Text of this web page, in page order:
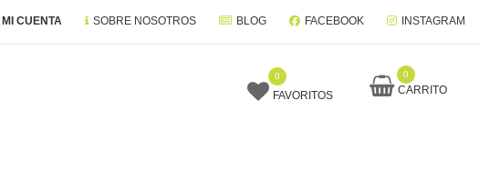
MI CUENTA SOBRE NOSOTROS BLOG FACEBOOK INSTAGRAM
0
FAVORITOS
0
CARRITO